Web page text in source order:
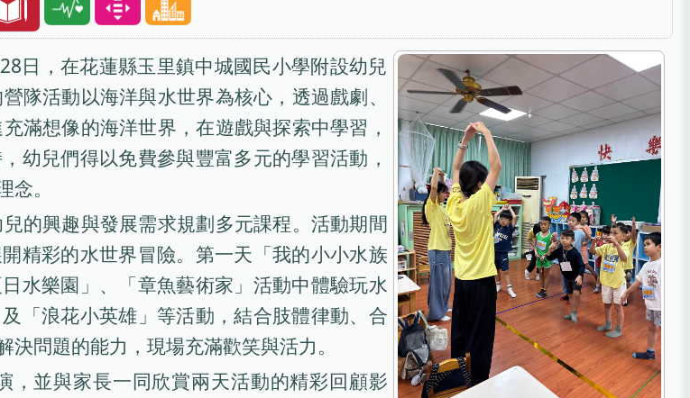
日，在花蓮縣玉里鎮中城國民小學附設幼兒
隊活動以海洋與水世界為核心，透過戲劇、
滿想像的海洋世界，在遊戲與探索中學習，
幼兒們得以免費參與豐富多元的學習活動，
。
的興趣與發展需求規劃多元課程。活動期間
精彩的水世界冒險。第一天「我的小小水族
水樂園」、「章魚藝術家」活動中體驗玩水
「浪花小英雄」等活動，結合肢體律動、合
問題的能力，現場充滿歡笑與活力。
並與家長一同欣賞兩天活動的精彩回顧影